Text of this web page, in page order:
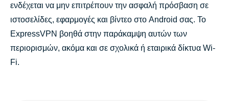
ενδέχεται να μην επιτρέπουν την ασφαλή πρόσβαση σε
ιστοσελίδες, εφαρμογές και βίντεο στο Android σας. Το
ExpressVPN βοηθά στην παράκαμψη αυτών των
περιορισμών, ακόμα και σε σχολικά ή εταιρικά δίκτυα Wi-
Fi.